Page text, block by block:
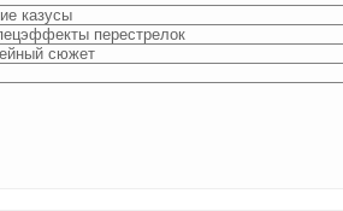
казусы
перестрелок
сюжет